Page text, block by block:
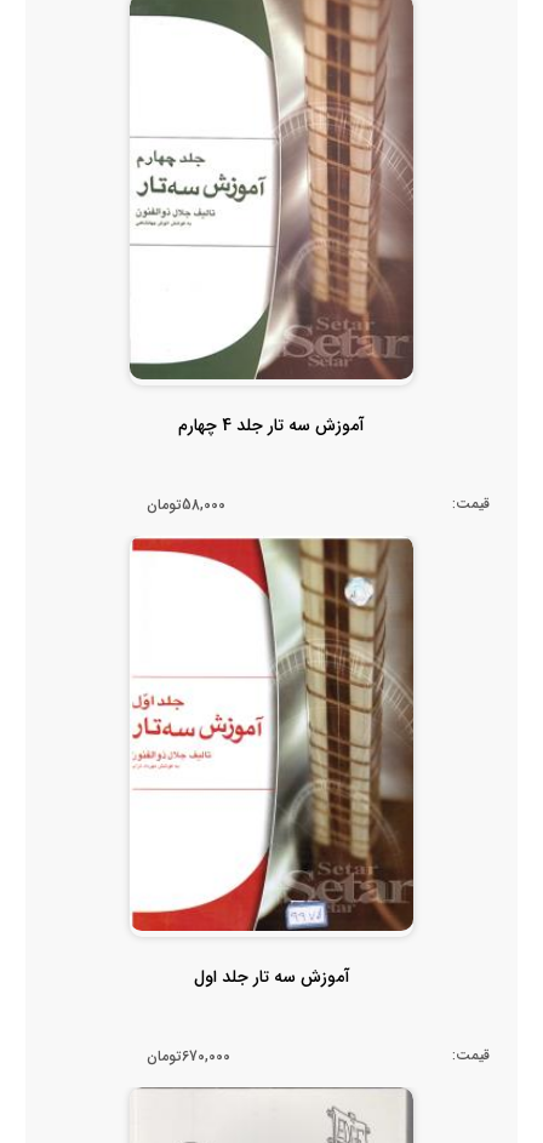
آموزش سه تار جلد 4 چهارم
قیمت: 58,000تومان
آموزش سه تار جلد اول
قیمت: 670,000تومان